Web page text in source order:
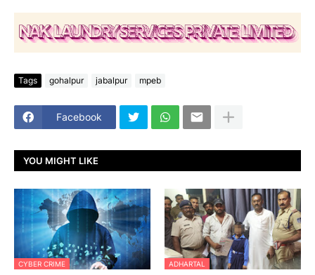
Tags gohalpur jabalpur mpeb
Facebook
YOU MIGHT LIKE
CYBER CRIME ADHARTAL